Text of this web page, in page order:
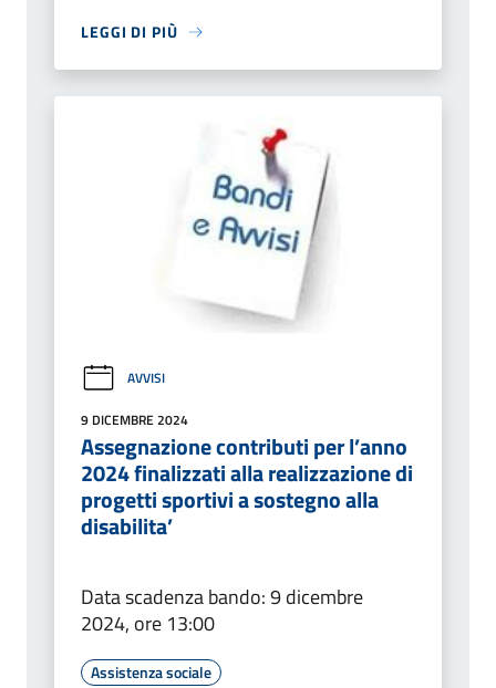
LEGGI DI PIÙ
AVVISI
9 DICEMBRE 2024
Assegnazione contributi per l’anno
2024 finalizzati alla realizzazione di
progetti sportivi a sostegno alla
disabilita’
Data scadenza bando: 9 dicembre
2024, ore 13:00
Assistenza sociale